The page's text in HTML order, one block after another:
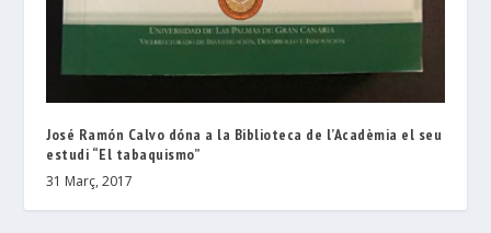
José Ramón Calvo dóna a la Biblioteca de l’Acadèmia el seu
estudi “El tabaquismo”
31 Març, 2017